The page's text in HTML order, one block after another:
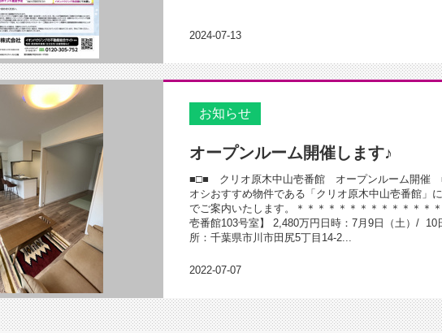
2024-07-13
お知らせ
オープンルーム開催します♪
■□■ クリオ原木中山壱番館 オープンルーム開催
オシおすすめ物件である「クリオ原木中山壱番館」
でご案内いたします。＊＊＊＊＊＊＊＊＊＊＊＊＊
壱番館103号室】 2,480万円日時：7月9日（土
所：千葉県市川市田尻5丁目14-2...
2022-07-07